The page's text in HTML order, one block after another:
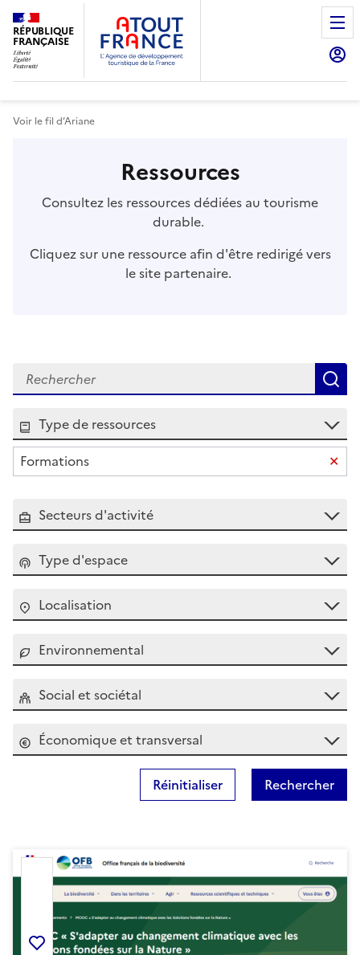
Aller
au
contenu
principal
RÉPUBLIQUE
FRANÇAISE
Voir le fil d’Ariane
Ressources
Consultez les ressources dédiées au tourisme
durable.
Cliquez sur une ressource afin d'être redirigé vers
le site partenaire.
Type de ressources
Formations
Secteurs d'activité
Type d'espace
Localisation
Environnemental
Social et sociétal
Économique et transversal
Réinitialiser Rechercher